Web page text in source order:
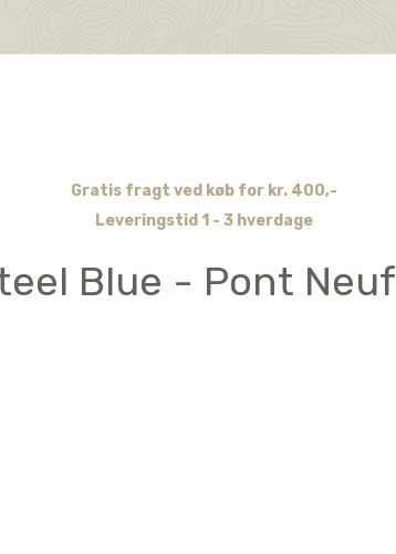
Gratis fragt ved køb for kr. 400,-
Leveringstid 1 - 3 hverdage
Blue - Pont Neuf